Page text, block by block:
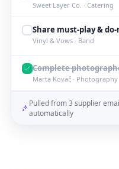
Sweet Layer Co. · Catering
Share must-play &
Vinyl & Vows · Band
Complete
Marta Kovač · Photography
Pulled from 3 supplier
automatically